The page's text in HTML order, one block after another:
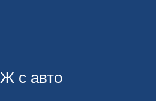
с авто